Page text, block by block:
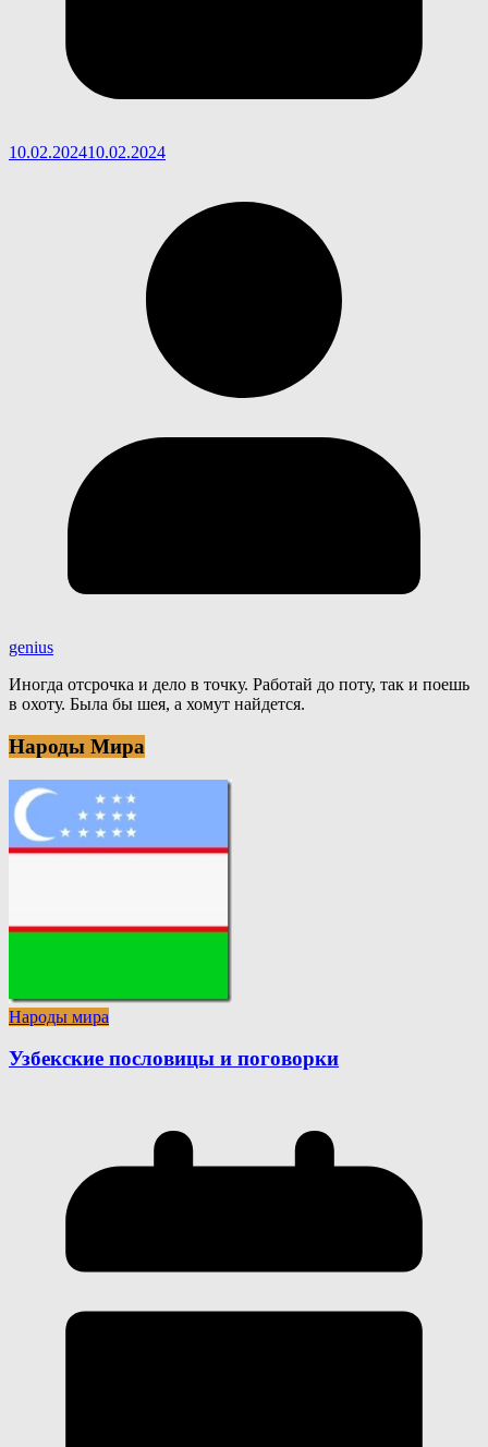
10.02.202410.02.2024
genius
Иногда отсрочка и дело в точку. Работай до поту, так и поешь
в охоту. Была бы шея, а хомут найдется.
Народы Мира
Народы мира
Узбекские пословицы и поговорки